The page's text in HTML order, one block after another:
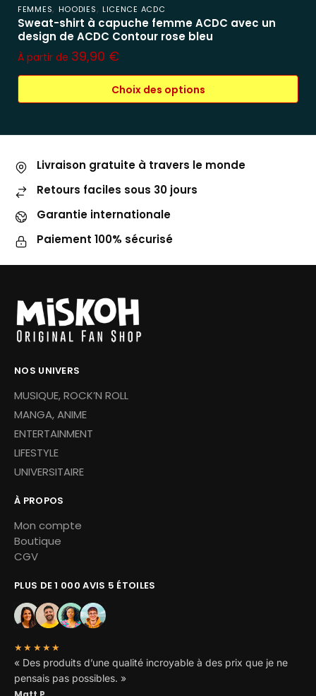
FEMMES, HOODIES, LICENCE ACDC
Sweat-shirt à capuche femme ACDC avec un
design de ACDC Contour rose bleu
À partir de 39,90 €
Choix des options
Livraison gratuite à travers le monde
Retours faciles sous 30 jours
Garantie internationale
Paiement 100% sécurisé
NOS UNIVERS
MUSIQUE, ROCK’N ROLL
MANGA, ANIME
ENTERTAINMENT
LIFESTYLE
UNIVERSITAIRE
À PROPOS
Mon compte
Boutique
CGV
PLUS DE 1 000 AVIS 5 ÉTOILES
★★★★★
« Des produits d’une qualité incroyable à des prix que je ne
pensais pas possibles. »